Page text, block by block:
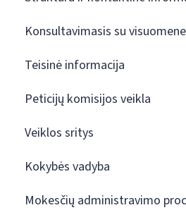
Konsultavimasis su visuomene
Teisinė informacija
Peticijų komisijos veikla
Veiklos sritys
Kokybės vadyba
Mokesčių administravimo